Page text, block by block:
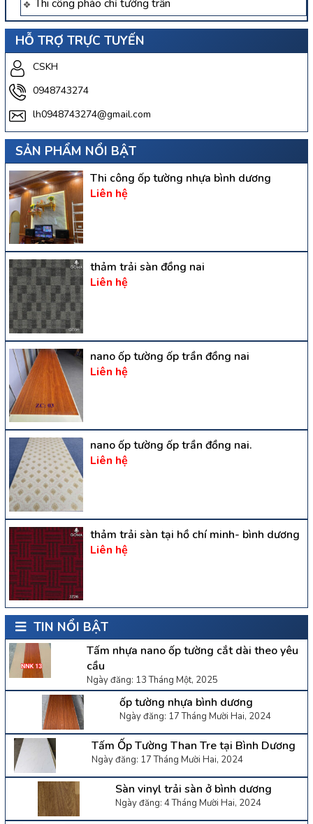
Thi công phào chỉ tường trần
HỖ TRỢ TRỰC TUYẾN
CSKH
0948743274
lh0948743274@gmail.com
SẢN PHẨM NỔI BẬT
Thi công ốp tường nhựa bình dương
Liên hệ
thảm trải sàn đồng nai
Liên hệ
nano ốp tường ốp trần đồng nai
Liên hệ
nano ốp tường ốp trần đồng nai.
Liên hệ
thảm trải sàn tại hồ chí minh- bình dương
Liên hệ
TIN NỔI BẬT
Tấm nhựa nano ốp tường cắt dài theo yêu
cầu
Ngày đăng: 13 Tháng Một, 2025
ốp tường nhựa bình dương
Ngày đăng: 17 Tháng Mười Hai, 2024
Tấm Ốp Tường Than Tre tại Bình Dương
Ngày đăng: 17 Tháng Mười Hai, 2024
Sàn vinyl trải sàn ở bình dương
Ngày đăng: 4 Tháng Mười Hai, 2024